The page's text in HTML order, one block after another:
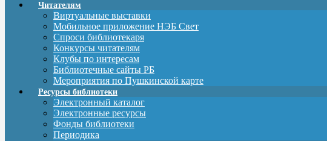
Читателям
Виртуальные выставки
Мобильное приложение НЭБ Свет
Спроси библиотекаря
Конкурсы читателям
Клубы по интересам
Библиотечные сайты РБ
Мероприятия по Пушкинской карте
Ресурсы библиотеки
Электронный каталог
Электронные ресурсы
Фонды библиотеки
Периодика